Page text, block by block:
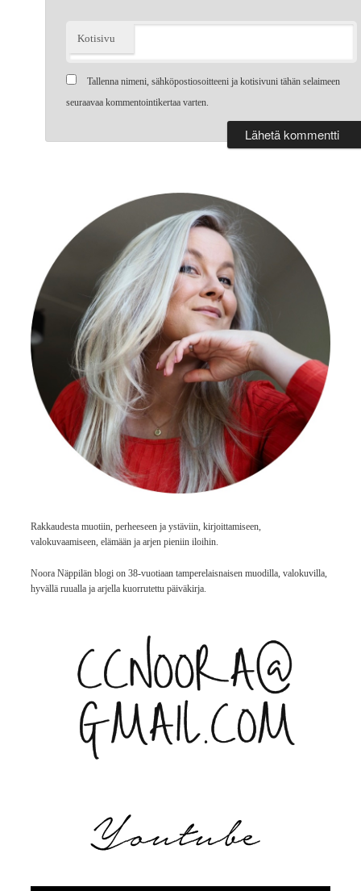
Kotisivu
Tallenna nimeni, sähköpostiosoitteeni ja kotisivuni tähän selaimeen
seuraavaa kommentointikertaa varten.
Rakkaudesta muotiin, perheeseen ja ystäviin, kirjoittamiseen,
valokuvaamiseen, elämään ja arjen pieniin iloihin.
Noora Näppilän blogi on 38-vuotiaan tamperelaisnaisen muodilla, valokuvilla,
hyvällä ruualla ja arjella kuorrutettu päiväkirja.